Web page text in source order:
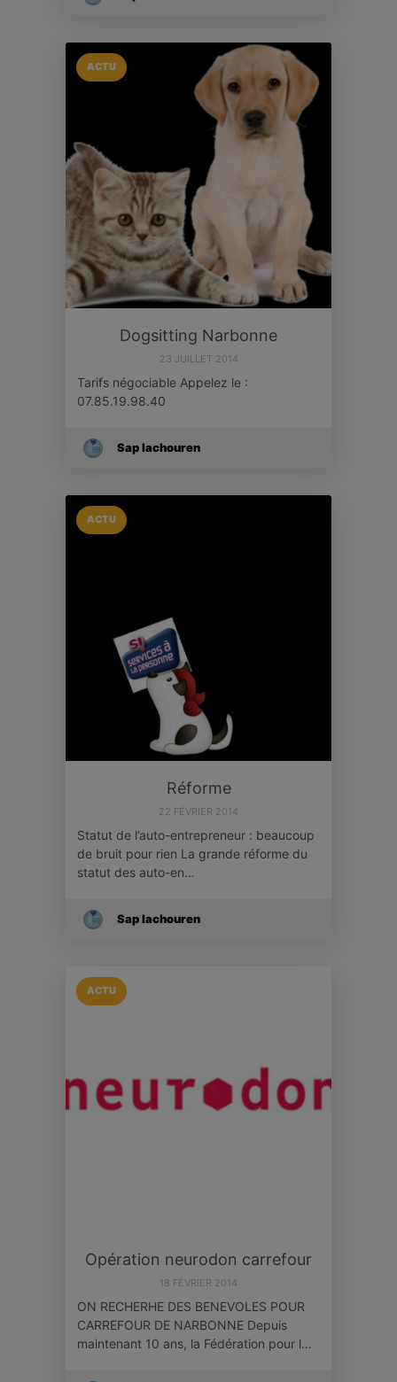
ACTU
Dogsitting Narbonne
23 JUILLET 2014
Tarifs négociable Appelez le :
07.85.19.98.40
Sap Iachouren
ACTU
Réforme
22 FÉVRIER 2014
Statut de l’auto-entrepreneur : beaucoup
de bruit pour rien La grande réforme du
statut des auto-en…
Sap Iachouren
ACTU
Opération neurodon carrefour
18 FÉVRIER 2014
ON RECHERHE DES BENEVOLES POUR
CARREFOUR DE NARBONNE Depuis
maintenant 10 ans, la Fédération pour l…